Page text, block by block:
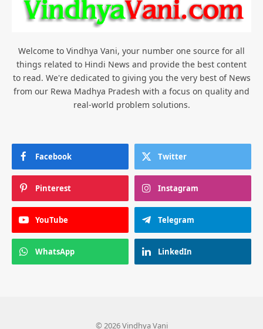
Welcome to Vindhya Vani, your number one source for all
things related to Hindi News and provide the best content
to read. We're dedicated to giving you the very best of News
from our Rewa Madhya Pradesh with a focus on quality and
real-world problem solutions.
Facebook Twitter
Pinterest Instagram
YouTube Telegram
WhatsApp LinkedIn
© 2026 Vindhya Vani